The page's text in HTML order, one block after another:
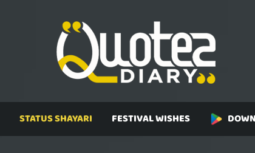
STATUS SHAYARI FESTIVAL WISHES